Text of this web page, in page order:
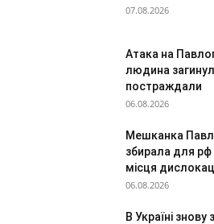
07.08.2026
Атака на
людина
постраждали
06.08.2026
Мешканка
збирала для рф
місця
06.08.2026
В Україні